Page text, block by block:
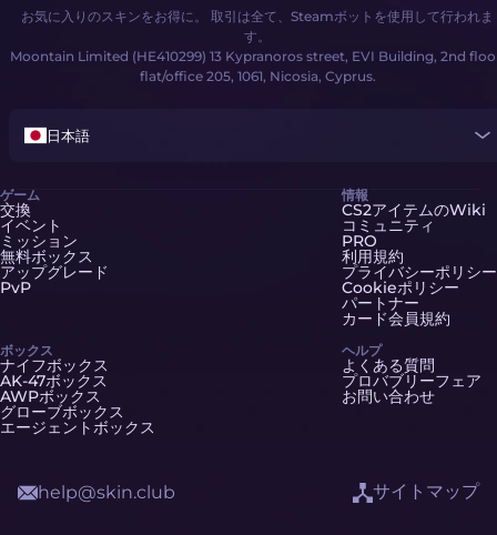
お気に入りのスキンをお得に。 取引は全て、Steamボットを使用して行われま
す。
Moontain Limited (HE410299) 13 Kypranoros street, EVI Building, 2nd
flat/office 205, 1061, Nicosia, Cyprus.
日本語
ゲーム
交換
イベント
ミッション
無料ボックス
アップグレード
PvP
ボックス
ナイフボックス
AK-47ボックス
AWPボックス
グローブボックス
エージェントボックス
情報
CS2アイテムのWiki
コミュニティ
PRO
利用規約
プライバシーポリシー
Cookieポリシー
パートナー
カード会員規約
ヘルプ
よくある質問
プロバブリーフェア
お問い合わせ
help@skin.club サイトマップ